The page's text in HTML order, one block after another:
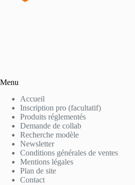
Menu
Accueil
Inscription pro (facultatif)
Produits réglementés
Demande de collab
Recherche modèle
Newsletter
Conditions générales de ventes
Mentions légales
Plan de site
Contact